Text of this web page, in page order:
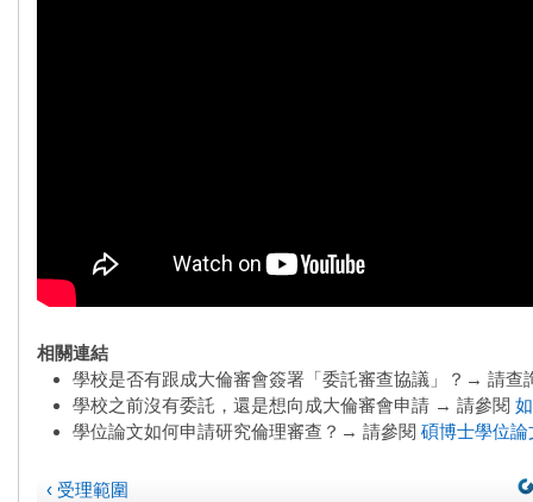
相關連結
學校是否有跟成大倫審會簽署「委託審查協議」？→ 請查
學校之前沒有委託，還是想向成大倫審會申請 → 請參閱
學位論文如何申請研究倫理審查？→ 請參閱 碩博士學位論
‹ 受理範圍